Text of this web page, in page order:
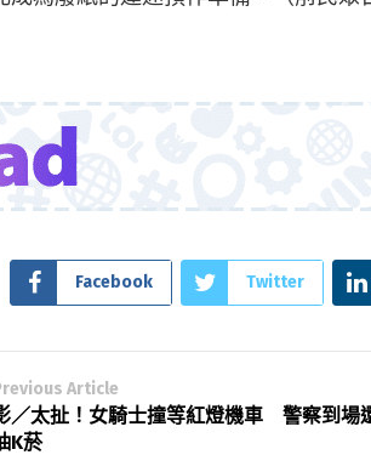
Facebook Twitter
Article
／太扯！女騎士撞等紅燈機車 警察到場
K菸